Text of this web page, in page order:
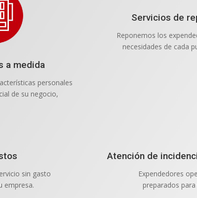
a medida
personales
de su negocio,
Servicios de
Reponemos los
necesidades de cada
sin gasto
empresa.
Atención de
Expendedores
preparados para